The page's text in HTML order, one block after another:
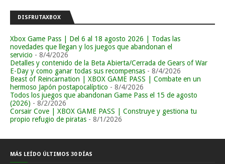
DISFRUTAXBOX
Xbox Game Pass | Del 6 al 18 agosto 2026 | Todas las
novedades que llegan y los juegos que abandonan el
servicio - 8/4/2026
Detalles y contenido de la Beta Abierta/Cerrada de Gears of War
E-Day y como ganar todas sus recompensas - 8/4/2026
Beast of Reincarnation | XBOX GAME PASS | Combate en un
hermoso Japón postapocalíptico - 8/4/2026
Todos los juegos que abandonan Game Pass el 15 de agosto
(2026) - 8/2/2026
Corsair Cove | XBOX GAME PASS | Construye y gestiona tu
propio refugio de piratas - 8/1/2026
MÁS LEÍDO ÚLTIMOS 30 DÍAS